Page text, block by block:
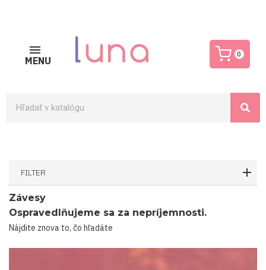
MENU
0
FILTER
Závesy
Ospravedlňujeme sa za nepríjemnosti.
Nájdite znova to, čo hľadáte